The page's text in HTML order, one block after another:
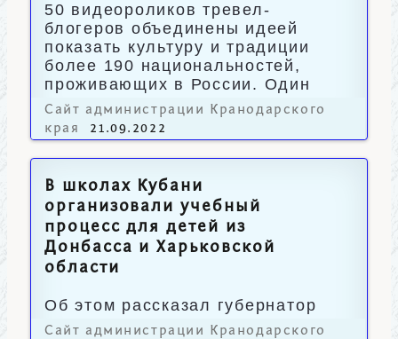
50 видеороликов тревел-
блогеров объединены идеей
показать культуру и традиции
более 190 национальностей,
проживающих в России. Один
из выпусков посвящен казакам.
Сайт администрации Кранодарского
края
21.09.2022
В школах Кубани
организовали учебный
процесс для детей из
Донбасса и Харьковской
области
Об этом рассказал губернатор
Вениамин Кондратьев.
Сайт администрации Кранодарского